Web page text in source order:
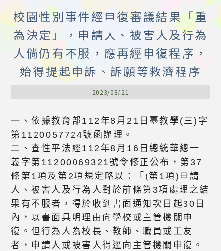
校園性別事件經申復審議結果「重
為決定」，申請人、被害人及行為
人倘仍有不服，應再經申復程序，
始得提起申訴、訴願等救濟程序
2023/08/21
一、依據教育部112年8月21日臺教學(三)字
第1120057724號函辦理。
二、查性平法經112年8月16日總統華總一
義字第11200069321號令修正公布，第37
條第1項及第2項規定略以：「(第1項)申請
人、被害人及行為人對於前條第3項處理之結
果有不服者，得於收到書面通知次日起30日
內，以書面具明理由向學校或主管機關申
復。但行為人為校長、教師、職員或工友
者，申請人或被害人得逕向主管機關申復。